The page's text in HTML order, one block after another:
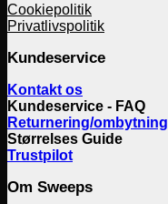
Cookiepolitik
Privatlivspolitik
Kundeservice
Kontakt os
Kundeservice - FAQ
Returnering/ombytning
Størrelses Guide
Trustpilot
Om Sweeps